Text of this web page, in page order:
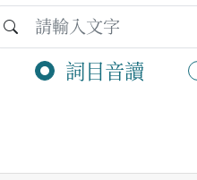
詞目音讀